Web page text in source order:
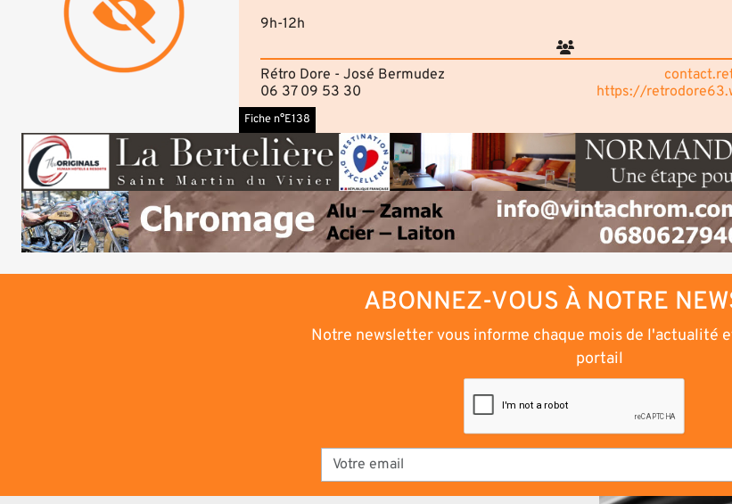
9h-12h
Rétro Dore - José Bermudez
06 37 09 53 30
https://
Fiche n°E138
ABONNEZ-VOUS À NOTRE
Notre newsletter vous informe chaque mois de l'actualité
portail